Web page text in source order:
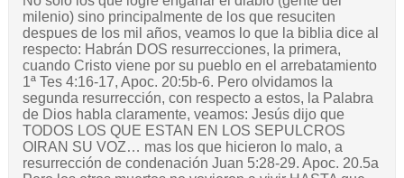
milenio) sino principalmente de los que resuciten
despues de los mil años, veamos lo que la biblia dice al
respecto: Habrán DOS resurrecciones, la primera,
cuando Cristo viene por su pueblo en el arrebatamiento
1ª Tes 4:16-17, Apoc. 20:5b-6. Pero olvidamos la
segunda resurrección, con respecto a estos, la Palabra
de Dios habla claramente, veamos: Jesús dijo que
TODOS LOS QUE ESTAN EN LOS SEPULCROS
OIRAN SU VOZ… mas los que hicieron lo malo, a
resurrección de condenación Juan 5:28-29. Apoc. 20.5a